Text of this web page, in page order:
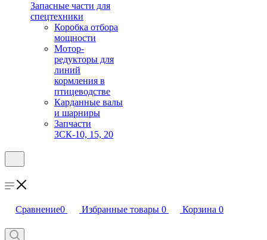
Запасные части для
спецтехники
Коробка отбора
мощности
Мотор-
редукторы для
линий
кормления в
птицеводстве
Карданные валы
и шарниры
Запчасти
ЗСК-10, 15, 20
Сравнение0 Избранные товары 0 Корзина 0